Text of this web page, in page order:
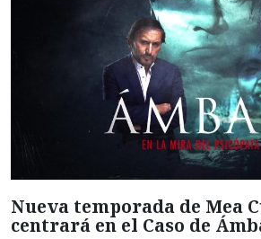
Nueva temporada de Mea
centrará en el Caso de